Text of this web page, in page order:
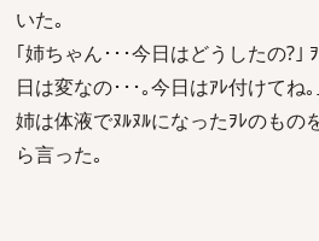
いた｡
｢姉ちゃん･･･今日はどうしたの?｣
日は変なの･･･｡今日はｱﾚ付けてね｡
姉は体液でﾇﾙﾇﾙになったｦﾚのもの
ら言った｡